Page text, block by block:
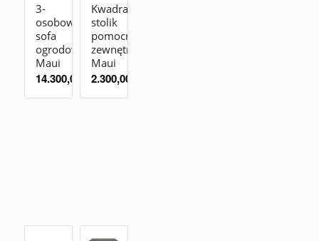
3-
osobowa
sofa
ogrodowa
Maui
14.300,00
Kwadratowy
stolik
pomocniczy
zewnętrzny
Maui
2.300,00